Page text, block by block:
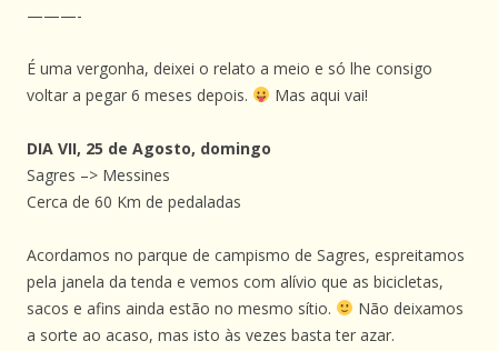
———-
É uma vergonha, deixei o relato a meio e só lhe consigo
voltar a pegar 6 meses depois.
Mas aqui vai!
DIA VII, 25 de Agosto, domingo
Sagres –> Messines
Cerca de 60 Km de pedaladas
Acordamos no parque de campismo de Sagres, espreitamos
pela janela da tenda e vemos com alívio que as bicicletas,
sacos e afins ainda estão no mesmo sítio.
Não deixamos
a sorte ao acaso, mas isto às vezes basta ter azar.